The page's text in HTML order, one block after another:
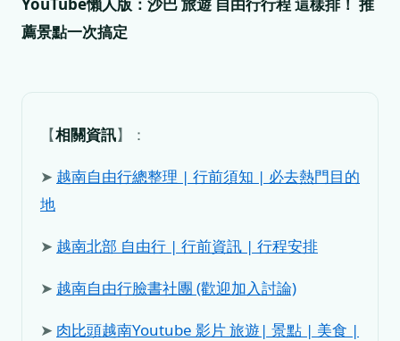
薦景點一次搞定
【相關資訊】：
➤ 越南自由行總整理 | 行前須知 | 必去熱門目的
地
➤ 越南北部 自由行 | 行前資訊 | 行程安排
➤ 越南自由行臉書社團 (歡迎加入討論)
➤ 肉比頭越南Youtube 影片 旅遊| 景點 | 美食 |